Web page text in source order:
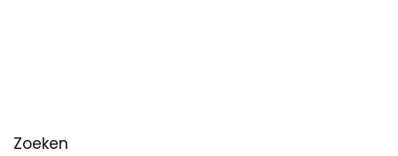
Zoeken